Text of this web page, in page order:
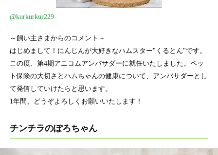
@kurkurkur229
～飼い主さまからのコメント～
はじめまして！にんじんが大好きなハムスター"くるとん"です。
この度、第4期アニコムアンバサダーに就任いたしました。ペッ
ト保険の大切さとハムちゃんの健康について、アンバサダーとし
て発信していけたらと思います。
1年間、どうぞよろしくお願いいたします！
チンチラのぽろちゃん